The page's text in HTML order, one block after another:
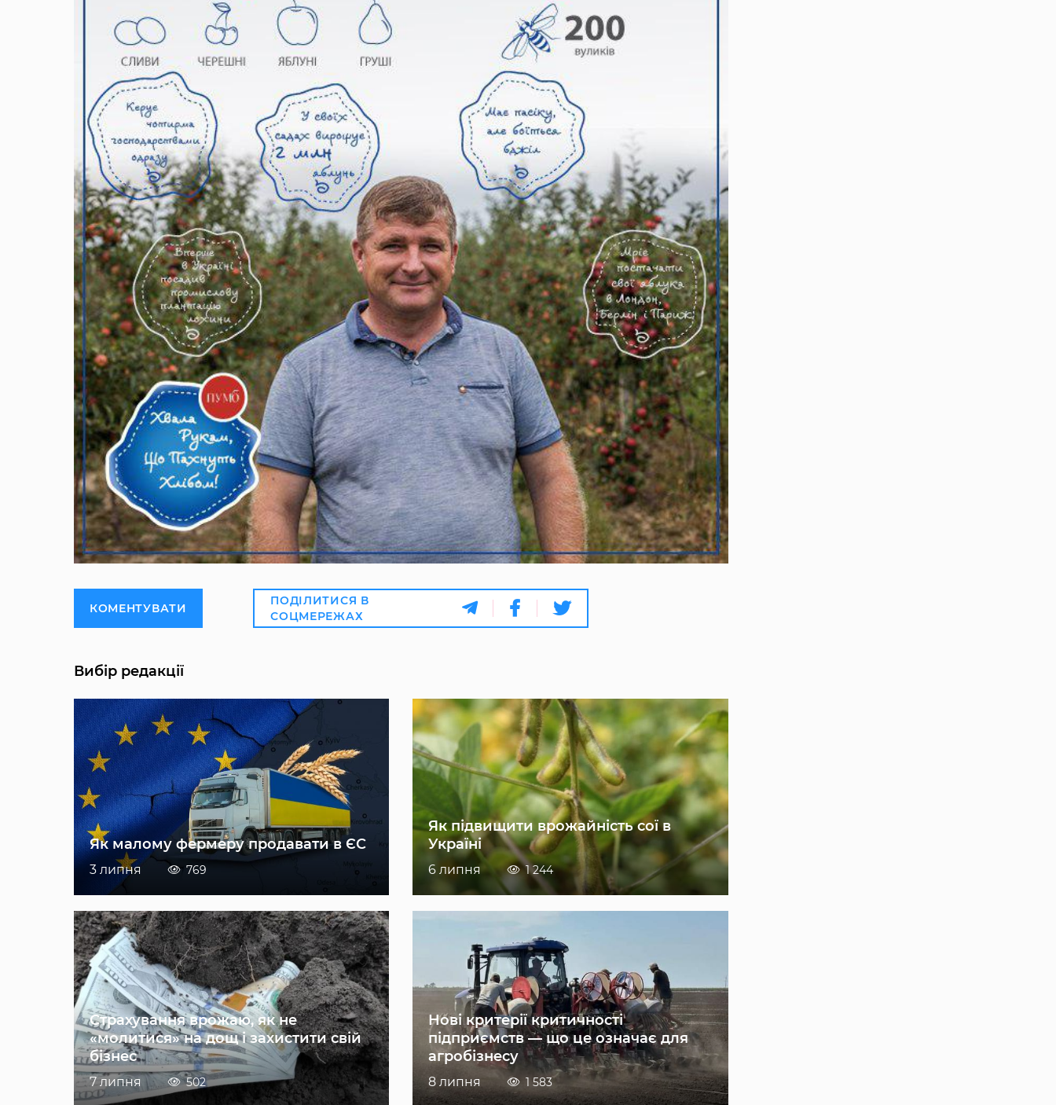
КОМЕНТУВАТИ
ПОДІЛИТИСЯ В
СОЦМЕРЕЖАХ
Вибір редакції
Як малому фермеру продавати в ЄС
3 липня 769
Як підвищити врожайність сої в
Україні
6 липня 1 244
Страхування врожаю, як не
«молитися» на дощ і захистити свій
бізнес
7 липня 502
Нові критерії критичності
підприємств — що це означає для
агробізнесу
8 липня 1 583